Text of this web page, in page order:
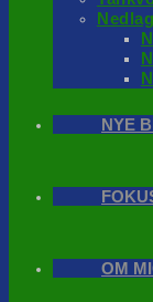
NYE
OM